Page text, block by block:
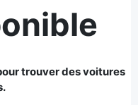
trouver des voitures